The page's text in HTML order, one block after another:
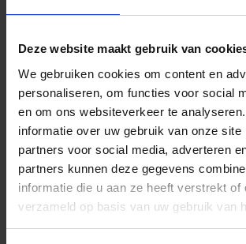
Deze website maakt gebruik van
We gebruiken cookies om content en
personaliseren, om functies voor social
en om ons websiteverkeer te
informatie over uw gebruik van onze site
partners voor social media, adverteren
partners kunnen deze gegevens
informatie die u aan ze heeft verstrekt of
verzameld op basis van uw gebruik van
GEBR. BODEGRAVEN Overval EV
70MM